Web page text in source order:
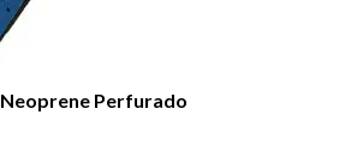
Neoprene Perfurado